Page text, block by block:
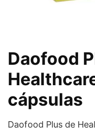
Daofood
cápsulas
Daofood Plus de